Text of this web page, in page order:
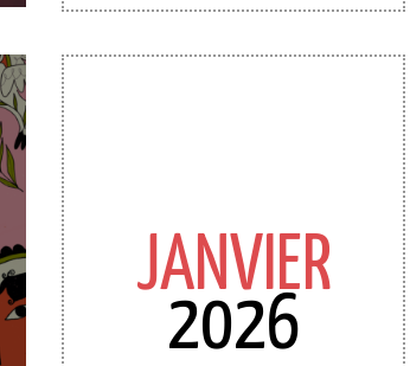
JANVIER
2026